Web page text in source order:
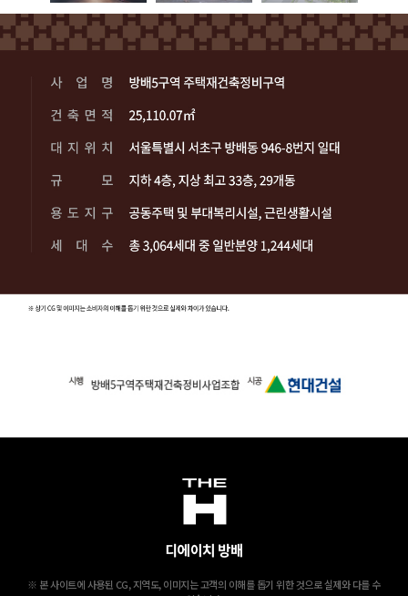
※ 본 사이트에 사용된 CG, 지역도, 이미지는 고객의 이해를 돕기 위한 것으로 실제와 다를 수